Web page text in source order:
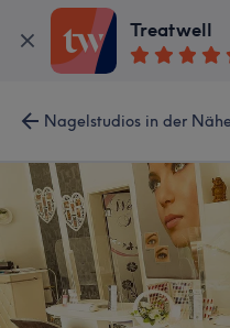
Treatwell
Nagelstudios in der